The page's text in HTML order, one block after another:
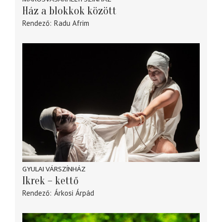
Ház a blokkok között
Rendező Radu Afrim
GYULAI VÁRSZÍNHÁZ
Ikrek – kettő
Rendező Árkosi Árpád